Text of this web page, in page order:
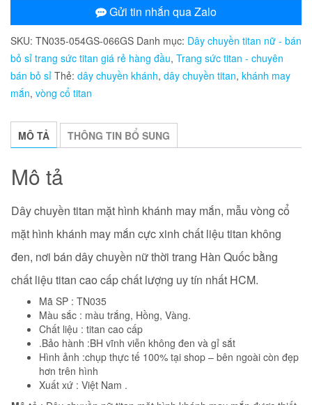
khóa
trường
thọ
chuông
số
Gửi tin nhắn qua Zalo
SKU: TN035-054GS-066GS Danh mục: Dây chuyền titan nữ - bán
bỏ sỉ trang sức titan giá rẻ hàng đầu, Trang sức titan - chuyên
bán bỏ sỉ Thẻ: dây chuyền khánh, dây chuyền titan, khánh may
mắn, vòng cổ titan
MÔ TẢ THÔNG TIN BỔ SUNG
Mô tả
Dây chuyền titan mặt hình khánh may mắn, mẫu vòng cổ
mặt hình khánh may mắn cực xinh chất liệu titan không
đen, nơi bán dây chuyền nữ thời trang Hàn Quốc bằng
chất liệu titan cao cấp chất lượng uy tín nhất HCM.
Mã SP : TN035
Màu sắc : màu trắng, Hồng, Vàng.
Chất liệu : titan cao cấp
.Bảo hành :BH vĩnh viễn không đen và gỉ sắt
Hình ảnh :chụp thực tế 100% tại shop – bên ngoài còn đẹp
hơn trên hình
Xuất xứ : Việt Nam .